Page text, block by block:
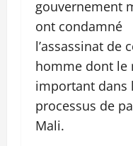
gouvernement
ont condamné
l’assassinat de
homme dont le
important dans
processus de
Mali.